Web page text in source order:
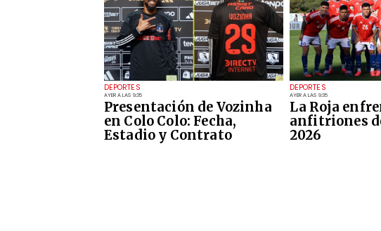
DEPORTES
AYER A LAS 9:35
Presentación de Vozinha
en Colo Colo: Fecha,
Estadio y Contrato
DEPORTES
AYER A LAS 9:35
La Roja
anfitriones
2026